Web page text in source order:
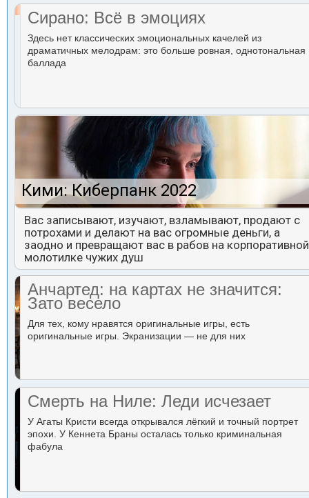
Сирано: Всё в эмоциях
Здесь нет классических эмоциональных качелей из
драматичных мелодрам: это больше ровная, однотональная
баллада
Кими: Киберпанк 2022
Вас записывают, изучают, взламывают, продают с
потрохами и делают на вас огромные деньги, а
заодно и превращают вас в рабов на корпоративной
молотилке чужих душ
Анчартед: на картах не значится:
Зато весело
Для тех, кому нравятся оригинальные игры, есть
оригинальные игры. Экранизации — не для них
Смерть на Ниле: Леди исчезает
У Агаты Кристи всегда открывался лёгкий и точный портрет
эпохи. У Кеннета Браны осталась только криминальная
фабула